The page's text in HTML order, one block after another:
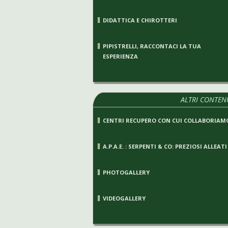
DIDATTICA E CHIROTTERI
PIPISTRELLI, RACCONTACI LA TUA
ESPERIENZA
ALTRI
CENTRI RECUPERO CON CUI
A.P.A.E. : SERPENTI & CO: PREZIOSI ALLEATI
PHOTOGALLERY
VIDEOGALLERY